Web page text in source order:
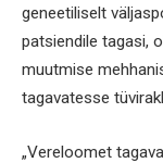
geneetiliselt
patsiendile tagasi,
muutmise
tagavatesse
„Vereloomet